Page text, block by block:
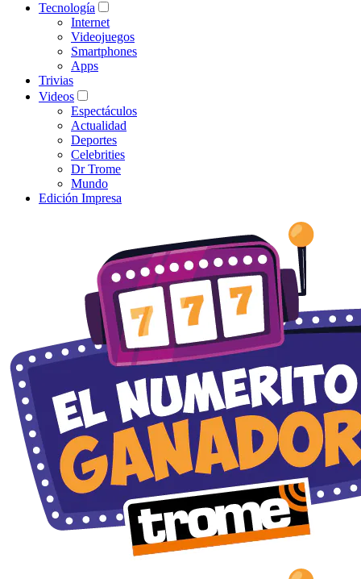
Tecnología
Internet
Videojuegos
Smartphones
Apps
Trivias
Videos
Espectáculos
Actualidad
Deportes
Celebrities
Dr Trome
Mundo
Edición Impresa